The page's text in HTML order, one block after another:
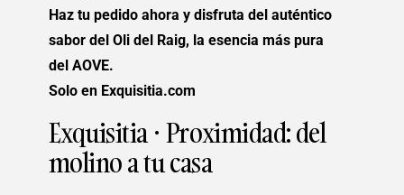
Haz tu pedido ahora y disfruta del auténtico
sabor del Oli del Raig, la esencia más pura
del AOVE.
Solo en Exquisitia.com
Exquisitia · Proximidad: del
molino a tu casa